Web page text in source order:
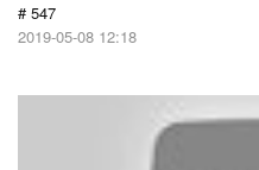
# 547
2019-05-08 12:18